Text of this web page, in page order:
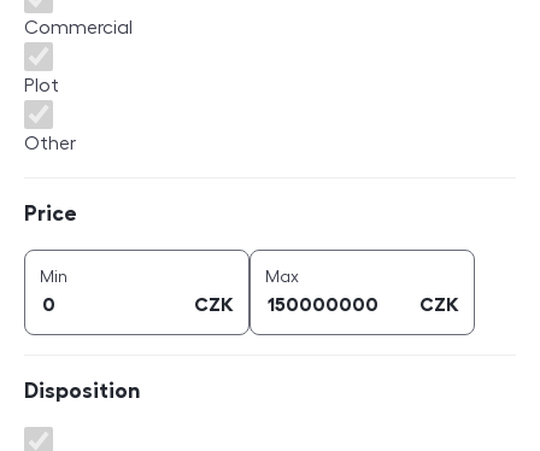
Commercial
Plot
Other
Price
Min
CZK
Maxprice (
CZK
Disposition
Disposition